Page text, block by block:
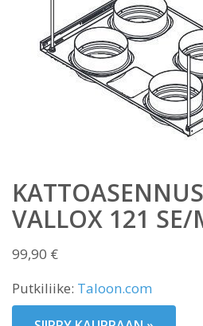
VALLOX 121 SE/
99,90 €
Putkiliike: Taloon.com